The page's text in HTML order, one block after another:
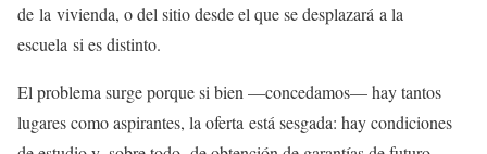
de la vivienda, o del sitio desde el que se desplazará a la
escuela si es distinto.
El problema surge porque si bien —concedamos— hay tantos
lugares como aspirantes, la oferta está sesgada: hay condiciones